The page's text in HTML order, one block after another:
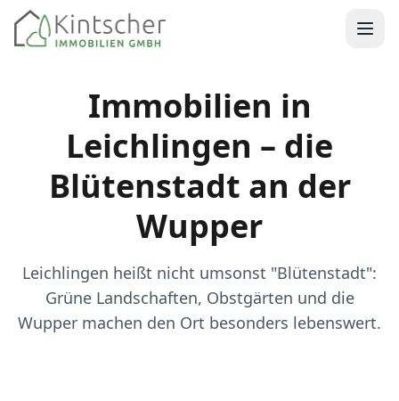
Kintscher Immobilien Startseite
Immobilien in
Leichlingen – die
Blütenstadt an der
Wupper
Leichlingen heißt nicht umsonst "Blütenstadt":
Grüne Landschaften, Obstgärten und die
Wupper machen den Ort besonders lebenswert.